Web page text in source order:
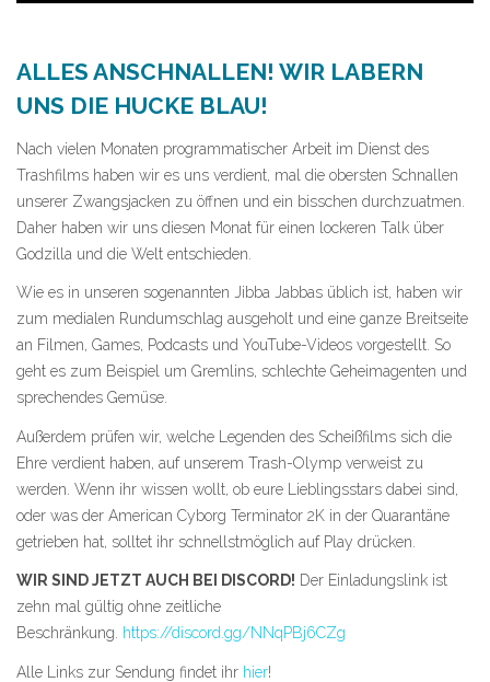
ALLES ANSCHNALLEN! WIR LABERN
UNS DIE HUCKE BLAU!
Nach vielen Monaten programmatischer Arbeit im Dienst des
Trashfilms haben wir es uns verdient, mal die obersten Schnallen
unserer Zwangsjacken zu öffnen und ein bisschen durchzuatmen.
Daher haben wir uns diesen Monat für einen lockeren Talk über
Godzilla und die Welt entschieden.
Wie es in unseren sogenannten Jibba Jabbas üblich ist, haben wir
zum medialen Rundumschlag ausgeholt und eine ganze Breitseite
an Filmen, Games, Podcasts und YouTube-Videos vorgestellt. So
geht es zum Beispiel um Gremlins, schlechte Geheimagenten und
sprechendes Gemüse.
Außerdem prüfen wir, welche Legenden des Scheißfilms sich die
Ehre verdient haben, auf unserem Trash-Olymp verweist zu
werden. Wenn ihr wissen wollt, ob eure Lieblingsstars dabei sind,
oder was der American Cyborg Terminator 2K in der Quarantäne
getrieben hat, solltet ihr schnellstmöglich auf Play drücken.
WIR SIND JETZT AUCH BEI DISCORD! Der Einladungslink ist
zehn mal gültig ohne zeitliche
Beschränkung. https://discord.gg/NNqPBj6CZg
Alle Links zur Sendung findet ihr hier!